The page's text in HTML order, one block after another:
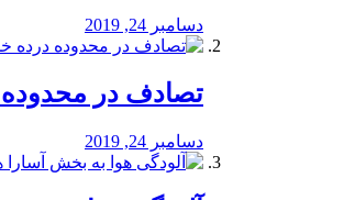
دسامبر 24, 2019
تصادف در محدوده
دسامبر 24, 2019